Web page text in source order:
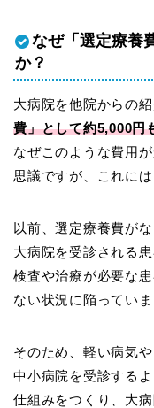
なぜ「選定療養
か？
大病院を他院からの
費」として約5,000円
なぜこのような費用
思議ですが、これに
以前、選定療養費が
大病院を受診される
検査や治療が必要な
ない状況に陥っていま
そのため、軽い病気
中小病院を受診する
仕組みをつくり、大